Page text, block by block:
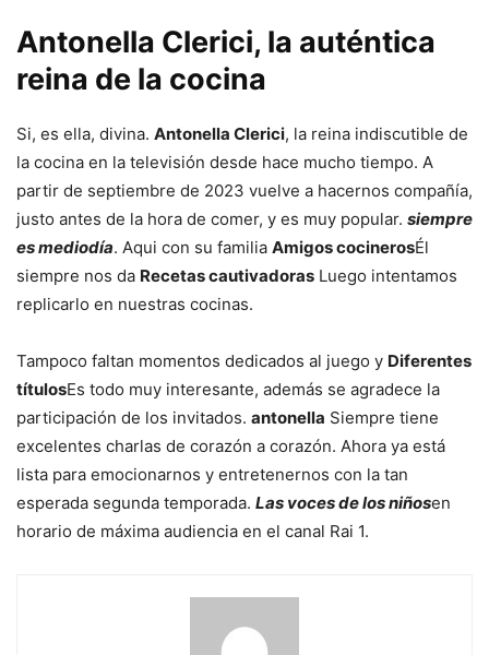
Antonella Clerici, la auténtica
reina de la cocina
Si, es ella, divina. Antonella Clerici, la reina indiscutible de
la cocina en la televisión desde hace mucho tiempo. A
partir de septiembre de 2023 vuelve a hacernos compañía,
justo antes de la hora de comer, y es muy popular. siempre
es mediodía. Aqui con su familia Amigos cocinerosÉl
siempre nos da Recetas cautivadoras Luego intentamos
replicarlo en nuestras cocinas.
Tampoco faltan momentos dedicados al juego y Diferentes
títulosEs todo muy interesante, además se agradece la
participación de los invitados. antonella Siempre tiene
excelentes charlas de corazón a corazón. Ahora ya está
lista para emocionarnos y entretenernos con la tan
esperada segunda temporada. Las voces de los niñosen
horario de máxima audiencia en el canal Rai 1.